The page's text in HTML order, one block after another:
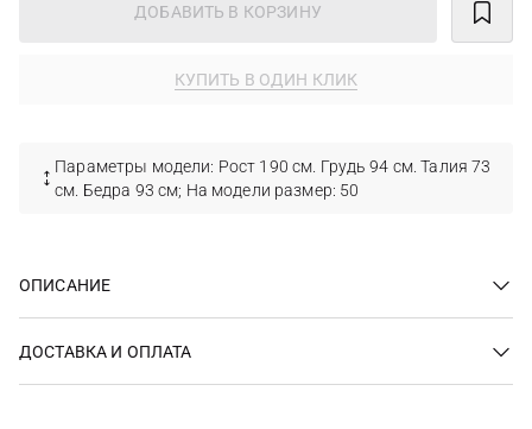
ДОБАВИТЬ В КОРЗИНУ
КУПИТЬ В ОДИН КЛИК
Параметры модели: Рост 190 см. Грудь 94 см. Талия 73
см. Бедра 93 см; На модели размер: 50
ОПИСАНИЕ
ДОСТАВКА И ОПЛАТА